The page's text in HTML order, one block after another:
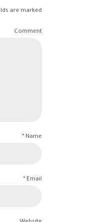
are marked *
Comment
Name *
Email *